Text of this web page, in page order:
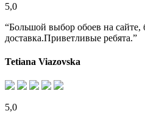
5,0
“Большой выбор обоев на сайте,
доставка.Приветливые ребята.”
Tetiana Viazovska
5,0